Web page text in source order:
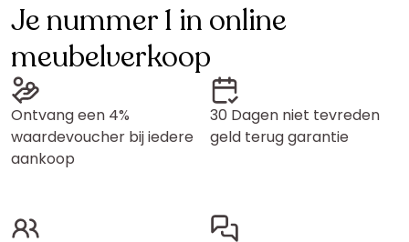
Je nummer 1 in online
meubelverkoop
Ontvang een 4%
waardevoucher bij iedere
aankoop
30 Dagen niet tevreden
geld terug garantie